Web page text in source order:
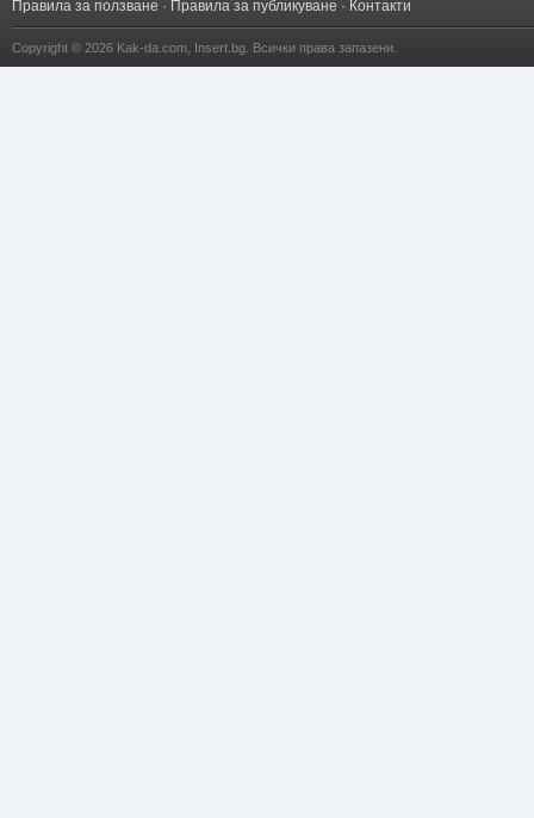
Правила за ползване · Правила за публикуване · Контакти
Copyright © 2026 Kak-da.com Insert.bg . Всички права запазени.